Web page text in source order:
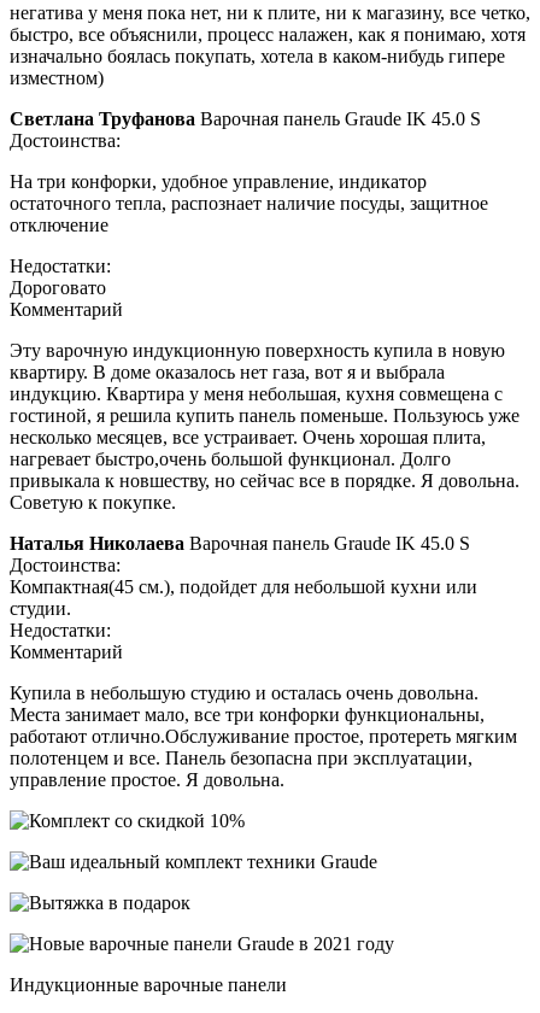
негатива у меня пока нет, ни к плите, ни к магазину, все четко,
быстро, все объяснили, процесс налажен, как я понимаю, хотя
изначально боялась покупать, хотела в каком-нибудь гипере
изместном)
Светлана Труфанова Варочная панель Graude IK 45.0 S
Достоинства:
На три конфорки, удобное управление, индикатор
остаточного тепла, распознает наличие посуды, защитное
отключение
Недостатки:
Дороговато
Комментарий
Эту варочную индукционную поверхность купила в новую
квартиру. В доме оказалось нет газа, вот я и выбрала
индукцию. Квартира у меня небольшая, кухня совмещена с
гостиной, я решила купить панель поменьше. Пользуюсь уже
несколько месяцев, все устраивает. Очень хорошая плита,
нагревает быстро,очень большой функционал. Долго
привыкала к новшеству, но сейчас все в порядке. Я довольна.
Советую к покупке.
Наталья Николаева Варочная панель Graude IK 45.0 S
Достоинства:
Компактная(45 см.), подойдет для небольшой кухни или
студии.
Недостатки:
Комментарий
Купила в небольшую студию и осталась очень довольна.
Места занимает мало, все три конфорки функциональны,
работают отлично.Обслуживание простое, протереть мягким
полотенцем и все. Панель безопасна при эксплуатации,
управление простое. Я довольна.
Индукционные варочные панели